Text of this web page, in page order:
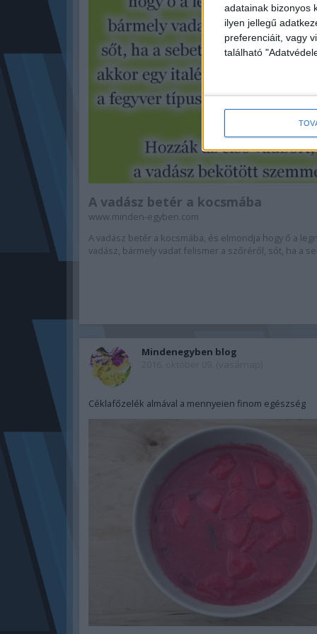
adatainak bizonyos
ilyen jellegű
preferenciáit, vagy
található
A vadász betér a kocsmába
www.minden-egyben.com
A vadász betér a kocsmába, és elmondja hogy ő a
vadász, bármely vadat felismer a szőréről, sőt, ha a
Mindenegyben blog
Céklafőzelék almával a mennyeien finom egészség